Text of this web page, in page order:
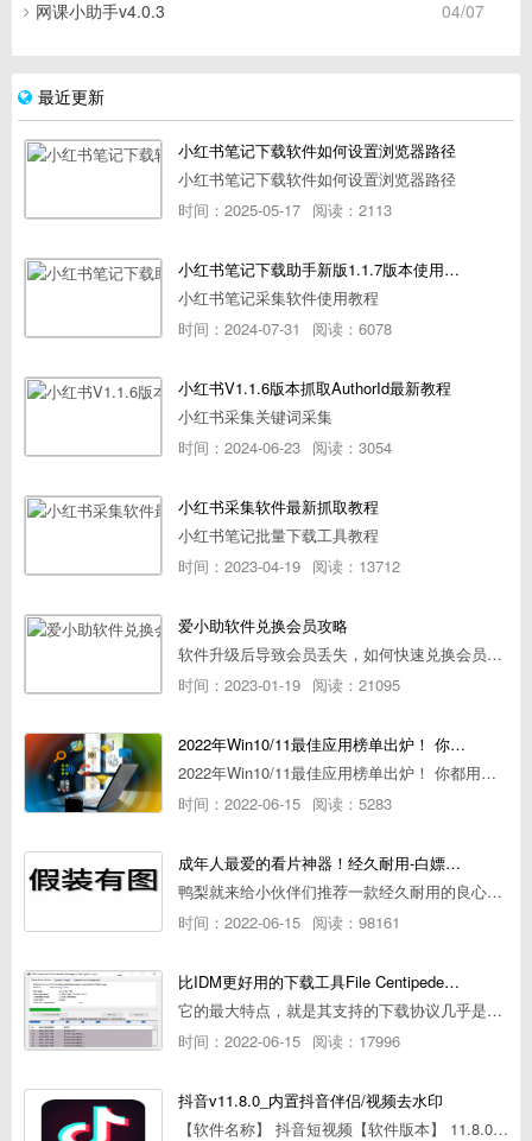
04/07
网课小助手v4.0.3
最近更新
小红书笔记下载软件如何设置浏览器路径
小红书笔记下载软件如何设置浏览器路径
时间：2025-05-17 阅读：2113
小红书笔记下载助手新版1.1.7版本使用教程
小红书笔记采集软件使用教程
时间：2024-07-31
阅读：6078
小红书V1.1.6版本抓取AuthorId最新教程
小红书采集关键词采集
时间：2024-06-23 阅读：3054
小红书采集软件最新抓取教程
小红书笔记批量下载工具教程
时间：2023-04-19 阅读：13712
爱小助软件兑换会员攻略
软件升级后导致会员丢失，如何快速兑换会员详细攻略
时间：2023-01-19 阅读：21095
2022年Win10/11最佳应用榜单出炉！ 你都用过几个？
2022年Win10/11最佳应用榜单出炉！ 你都用过几个？
时间：2022-06-15 阅读：5283
成年人最爱的看片神器！经久耐用-白嫖全网资源
鸭梨就来给小伙伴们推荐一款经久耐用的良心播放器，资源齐全无广告，可以放心使用~
时间：2022-06-15 阅读：98161
比IDM更好用的下载工具File Centipede文件蜈蚣-秒杀迅雷-直接飞起！
它的最大特点，就是其支持的下载协议几乎是市面上最全面的，包括HTTP/FTP、BT种子、磁力链接，m3u8流任务（AES-128解密）。
时间：2022-06-15 阅读：17996
抖音v11.8.0_内置抖音伴侣/视频去水印
【软件名称】 抖音短视频【软件版本】 11.8.0【软件大小】 83.74M【是否Root】不需要【测试机型】PCML10 [oppo Reno Ace]【文字介绍】 抖音短视频app是一款很有意思娱